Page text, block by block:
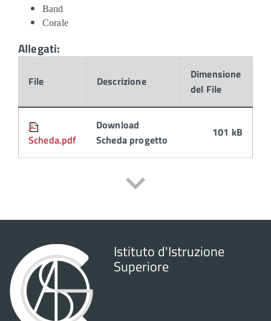
Band
Corale
Allegati:
File Descrizione
Dimensione
del File
Scheda.pdf
Download
Scheda progetto
101 kB
Istituto d'Istruzione
Superiore